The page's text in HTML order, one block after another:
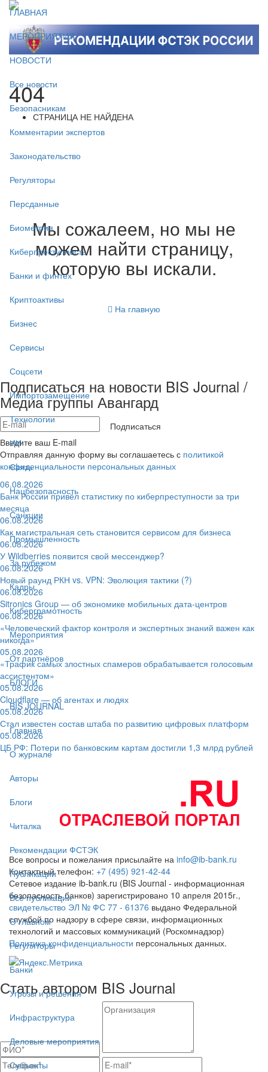
ГЛАВНАЯ
МЕРОПРИЯТИЯ
НОВОСТИ
Все новости
Безопасникам
Комментарии экспертов
Законодательство
Регуляторы
Персданные
Биометрия
Киберпреступность
Банки и финтех
Криптоактивы
Бизнес
Сервисы
Соцсети
Импортозамещение
Технологии
ИИ
Связь
Нацбезопасность
Санкции
Промышленность
За рубежом
Кадры
Киберграмотность
Мероприятия
От партнёров
БЛОГИ
BIS JOURNAL
Главная
О журнале
Авторы
Блоги
Читалка
Рекомендации ФСТЭК
Публикации
Все публикации
О главном
Регуляторы
Банки
Угрозы и решения
Инфраструктура
Деловые мероприятия
Субъекты
404
СТРАНИЦА НЕ НАЙДЕНА
Мы сожалеем, но мы не
можем найти страницу,
которую вы искали.
На главную
Подписаться на новости BIS Journal /
Медиа группы Авангард
Подписаться
Введите ваш E-mail
Отправляя данную форму вы соглашаетесь с политикой
конфиденциальности персональных данных
06.08.2026
Банк России привёл статистику по киберпреступности за три
месяца
06.08.2026
Как магистральная сеть становится сервисом для бизнеса
06.08.2026
У Wildberries появится свой мессенджер?
06.08.2026
Новый раунд РКН vs. VPN: Эволюция тактики (?)
06.08.2026
Sitronics Group — об экономике мобильных дата-центров
06.08.2026
«Человеческий фактор контроля и экспертных знаний важен как
никогда»
05.08.2026
«Трафик самых злостных спамеров обрабатывается голосовым
ассистентом»
05.08.2026
Cloudflare — об агентах и людях
05.08.2026
Стал известен состав штаба по развитию цифровых платформ
05.08.2026
ЦБ РФ: Потери по банковским картам достигли 1,3 млрд рублей
Все вопросы и пожелания присылайте на info@ib-bank.ru
Контактный телефон: +7 (495) 921-42-44
Сетевое издание ib-bank.ru (BIS Journal - информационная
безопасность банков) зарегистрировано 10 апреля 2015г.,
свидетельство ЭЛ № ФС 77 - 61376 выдано Федеральной
службой по надзору в сфере связи, информационных
технологий и массовых коммуникаций (Роскомнадзор)
Политика конфиденциальности персональных данных.
Стать автором BIS Journal